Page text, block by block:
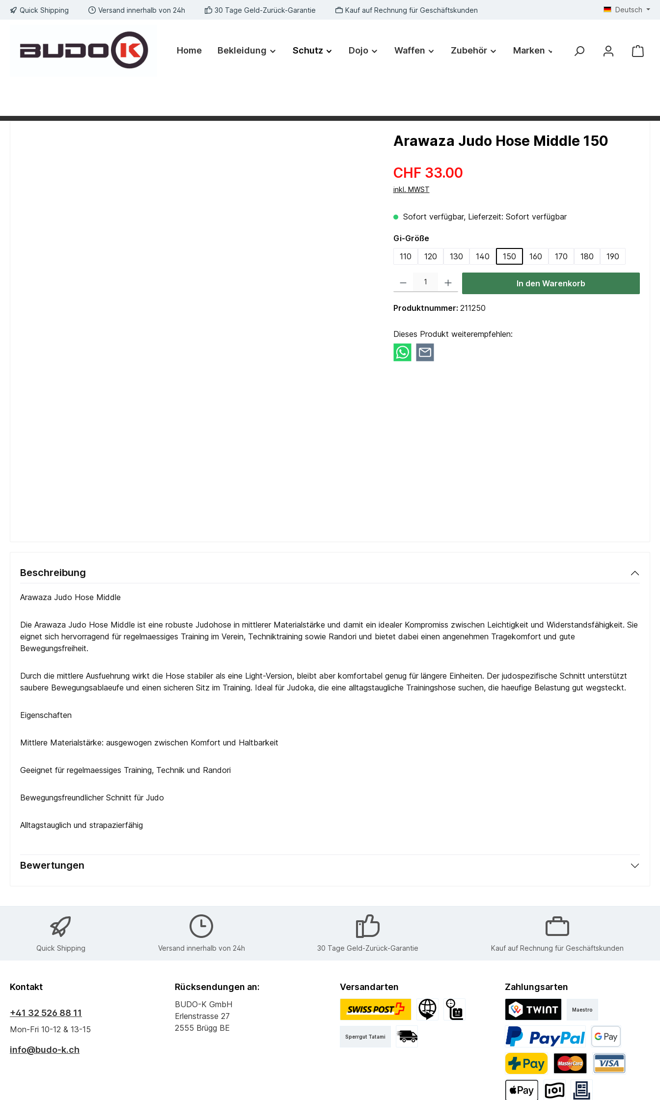
Zur Hauptnavigation springen
Quick Shipping Versand innerhalb von 24h 30 Tage Geld-Zurück-Garantie Kauf auf Rechnung für Geschäftskunden Deutsch
Home Bekleidung Schutz Dojo Waffen Zubehör Marken
Arawaza Judo Hose Middle 150
CHF 33.00
inkl. MWST
Sofort verfügbar, Lieferzeit: Sofort verfügbar
Gi-Größeauswählen
110
120 130 140 150 160 170 180 190
In den Warenkorb
Produktnummer: 211250
Dieses Produkt weiterempfehlen:
Beschreibung
Arawaza Judo Hose Middle
Die Arawaza Judo Hose Middle ist eine robuste Judohose in mittlerer Materialstärke und damit ein idealer Kompromiss zwischen Leichtigkeit und Widerstandsfähigkeit. Sie
eignet sich hervorragend für regelmaessiges Training im Verein, Techniktraining sowie Randori und bietet dabei einen angenehmen Tragekomfort und gute
Bewegungsfreiheit.
Durch die mittlere Ausfuehrung wirkt die Hose stabiler als eine Light-Version, bleibt aber komfortabel genug für längere Einheiten. Der judospezifische Schnitt unterstützt
saubere Bewegungsablaeufe und einen sicheren Sitz im Training. Ideal für Judoka, die eine alltagstaugliche Trainingshose suchen, die haeufige Belastung gut wegsteckt.
Eigenschaften
Mittlere Materialstärke: ausgewogen zwischen Komfort und Haltbarkeit
Geeignet für regelmaessiges Training, Technik und Randori
Bewegungsfreundlicher Schnitt für Judo
Alltagstauglich und strapazierfähig
Bewertungen
Quick Shipping Versand innerhalb von 24h 30 Tage Geld-Zurück-Garantie Kauf auf Rechnung für Geschäftskunden
Kontakt
+41 32 526 88 11
Mon-Fri 10-12 & 13-15
info@budo-k.ch
Rücksendungen an:
BUDO-K GmbH
Erlenstrasse 27
2555 Brügg BE
Versandarten
Sperrgut Tatami
Zahlungsarten
Twint
Maestro
PayPal Google Pay
PostFinance PayMastercard